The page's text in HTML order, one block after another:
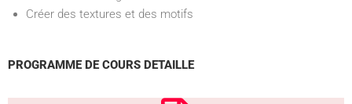
Créer des textures et des motifs
PROGRAMME DE COURS DETAILLE